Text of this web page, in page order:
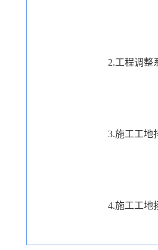
2.工程调整系
3.施工工地排放
4.施工工地扬尘控制